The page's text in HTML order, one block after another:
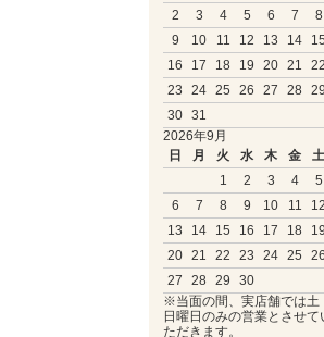
2
3 4 5 6 7
8
9
10 11 12 13 14
15
16
17 18 19 20 21
22
23
24 25 26 27 28 29
30 31
2026年9月
日
月 火 水 木 金
土
1
2 3 4
5
6
7 8 9 10 11
12
13
14 15 16 17 18
19
20 21 22 23 24 25
26
27
28 29
30
※当面の間、実店舗では土
日曜日のみの営業とさせて
ただきます。